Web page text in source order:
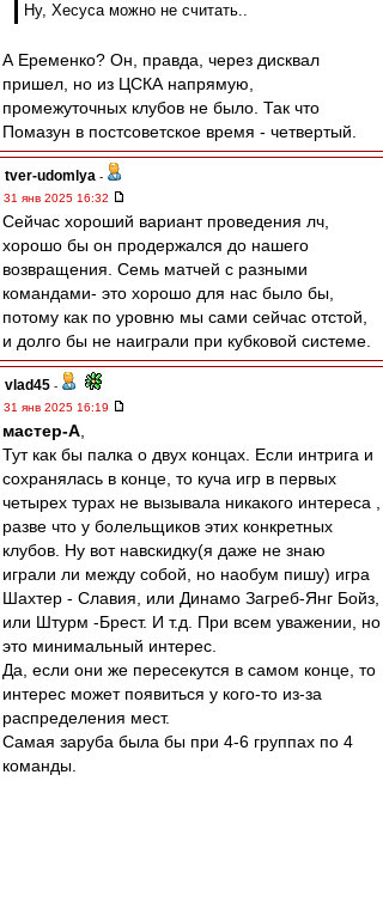
Ну, Хесуса можно не считать..
А Еременко? Он, правда, через дисквал
пришел, но из ЦСКА напрямую,
промежуточных клубов не было. Так что
Помазун в постсоветское время - четвертый.
tver-udomlya -
31 янв 2025 16:32
Сейчас хороший вариант проведения лч,
хорошо бы он продержался до нашего
возвращения. Семь матчей с разными
командами- это хорошо для нас было бы,
потому как по уровню мы сами сейчас отстой,
и долго бы не наиграли при кубковой системе.
vlad45 -
31 янв 2025 16:19
мастер-А
Тут как бы палка о двух концах. Если интрига и
сохранялась в конце, то куча игр в первых
четырех турах не вызывала никакого интереса ,
разве что у болельщиков этих конкретных
клубов. Ну вот навскидку(я даже не знаю
играли ли между собой, но наобум пишу) игра
Шахтер - Славия, или Динамо Загреб-Янг Бойз,
или Штурм -Брест. И т.д. При всем уважении, но
это минимальный интерес.
Да, если они же пересекутся в самом конце, то
интерес может появиться у кого-то из-за
распределения мест.
Самая заруба была бы при 4-6 группах по 4
команды.